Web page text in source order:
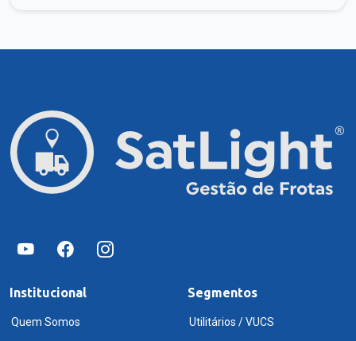
Institucional
Quem Somos
Segmentos
Utilitários / VUCS